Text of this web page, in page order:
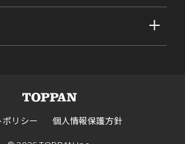
ポリシー 個人情報保護方針